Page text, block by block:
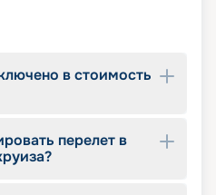
в стоимость
перелет в